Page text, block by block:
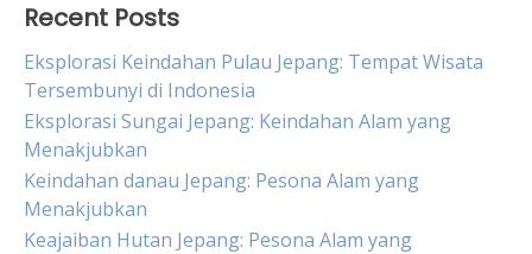
Recent Posts
Eksplorasi Keindahan Pulau Jepang: Tempat Wisata
Tersembunyi di Indonesia
Eksplorasi Sungai Jepang: Keindahan Alam yang
Menakjubkan
Keindahan danau Jepang: Pesona Alam yang
Menakjubkan
Keajaiban Hutan Jepang: Pesona Alam yang